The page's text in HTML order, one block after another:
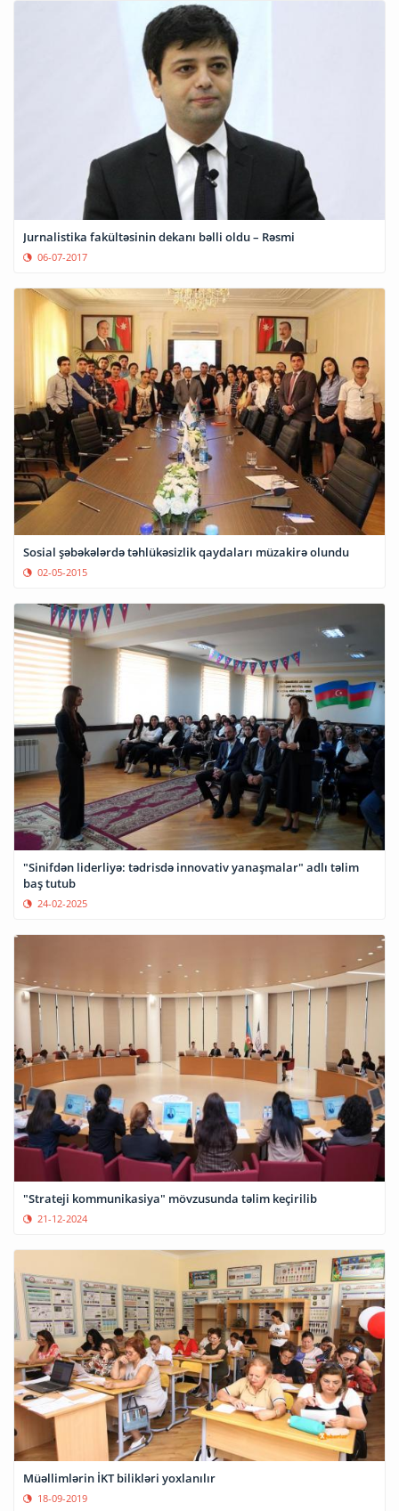
Jurnalistika fakültəsinin dekanı bəlli oldu – Rəsmi
06-07-2017
Sosial şəbəkələrdə təhlükəsizlik qaydaları müzakirə olundu
02-05-2015
"Sinifdən liderliyə: tədrisdə innovativ yanaşmalar" adlı təlim
baş tutub
24-02-2025
"Strateji kommunikasiya" mövzusunda təlim keçirilib
21-12-2024
Müəllimlərin İKT bilikləri yoxlanılır
18-09-2019